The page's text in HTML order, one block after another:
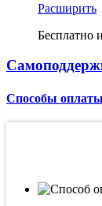
Расширить
Бесплатно
Способы оплаты